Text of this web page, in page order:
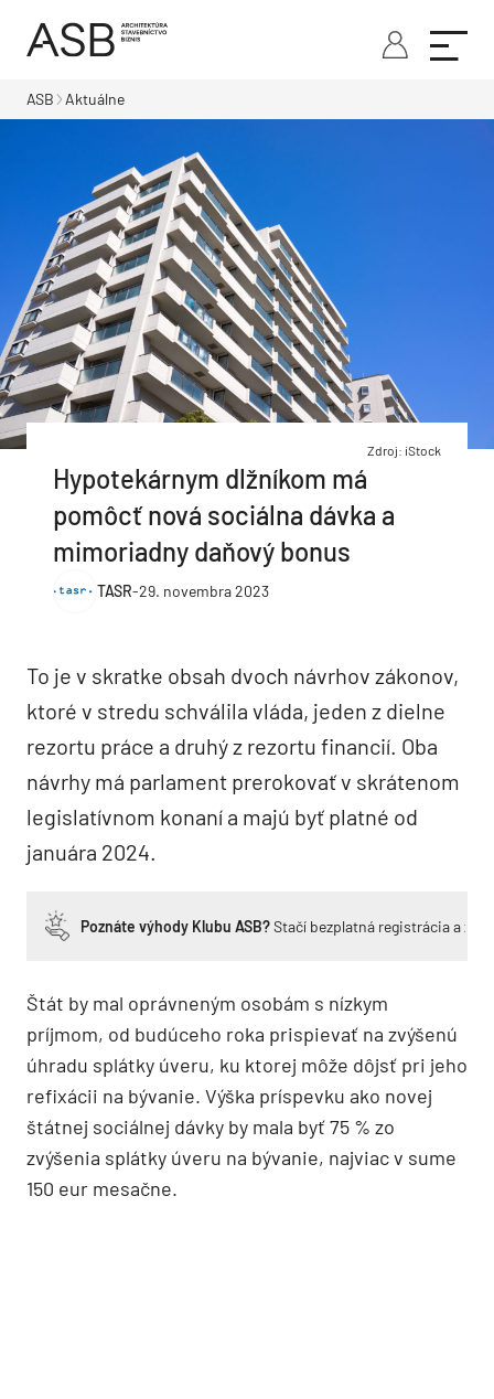
ASB Aktuálne
Zdroj: iStock
Hypotekárnym dlžníkom má
pomôcť nová sociálna dávka a
mimoriadny daňový bonus
TASR-29. novembra 2023
To je v skratke obsah dvoch návrhov zákonov,
ktoré v stredu schválila vláda, jeden z dielne
rezortu práce a druhý z rezortu financií. Oba
návrhy má parlament prerokovať v skrátenom
legislatívnom konaní a majú byť platné od
januára 2024.
Poznáte výhody Klubu ASB?Stačí bezplatná registrácia a
Štát by mal oprávneným osobám s nízkym
príjmom, od budúceho roka prispievať na zvýšenú
úhradu splátky úveru, ku ktorej môže dôjsť pri jeho
refixácii na bývanie. Výška príspevku ako novej
štátnej sociálnej dávky by mala byť 75 % zo
zvýšenia splátky úveru na bývanie, najviac v sume
150 eur mesačne.